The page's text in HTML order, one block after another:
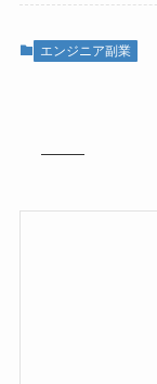
エンジニア副業